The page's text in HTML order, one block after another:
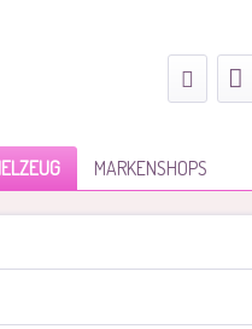
MARKENSHOPS